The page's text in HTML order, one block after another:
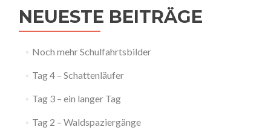
NEUESTE BEITRÄGE
Noch mehr Schulfahrtsbilder
Tag 4 – Schattenläufer
Tag 3 – ein langer Tag
Tag 2 – Waldspaziergänge